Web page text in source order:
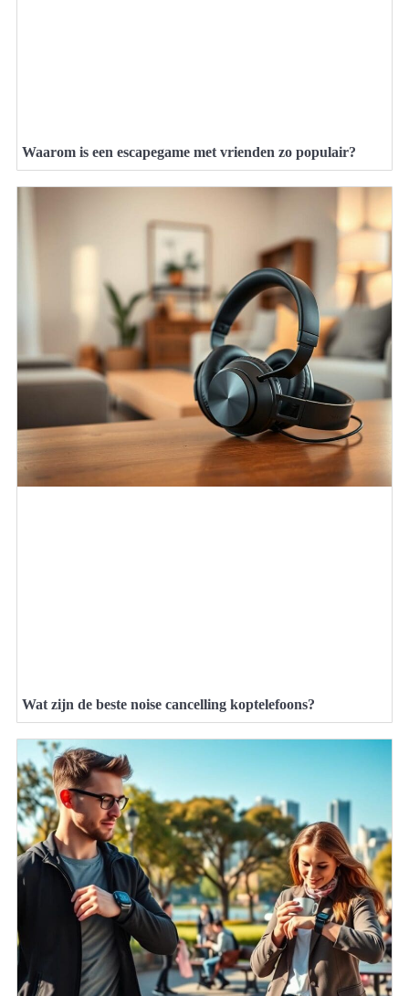
Waarom is een escapegame met vrienden zo populair?
Wat zijn de beste noise cancelling koptelefoons?